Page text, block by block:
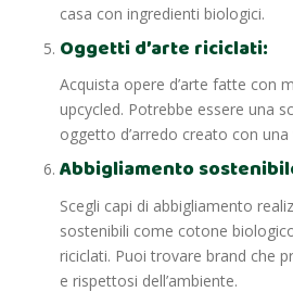
casa con ingredienti biologici.
Oggetti d’arte riciclati:
Acquista opere d’arte fatte con
upcycled. Potrebbe essere una
oggetto d’arredo creato con
Abbigliamento
Scegli capi di abbigliamento
sostenibili come cotone
riciclati. Puoi trovare brand che
e rispettosi dell’ambiente.